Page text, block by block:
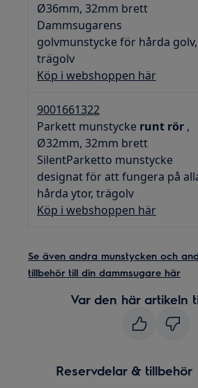
Ø36mm, 32mm brett
Dammsugarens
golvmunstycke för hårda golv,
trägolv
Köp i webshoppen här
9001661322
Parkett munstycke runt rör ,
Ø32mm, 32mm brett
SilentParketto munstycke
designat för att fungera på
hårda ytor, trägolv
Köp i webshoppen här
Se även andra munstycken och
tillbehör till din dammsugare här
Var den här artikeln
Reservdelar & tillbehör